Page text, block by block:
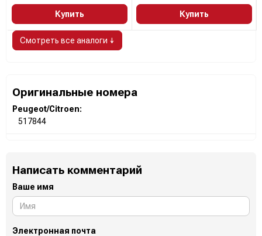
Купить Купить
Смотреть все аналоги ↓
Оригинальные номера
Peugeot/Citroen:
517844
Написать комментарий
Ваше имя
Электронная почта